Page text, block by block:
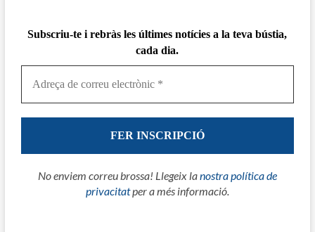
Subscriu-te i rebràs lesúltimes notícies a la teva bústia,
cada dia.
No enviem correu brossa! Llegeix lanostra política de
privacitatper a més informació.